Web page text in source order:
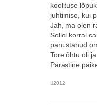
koolituse
juhtimise, kui
Jah, ma olen
Sellel korral
panustanud
Tore õhtu oli
Pärastine
2012